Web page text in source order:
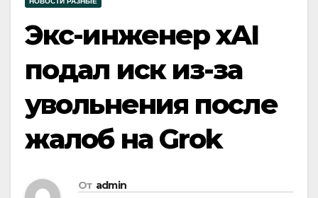
Экс-инженер xAI
подал иск из-за
увольнения после
жалоб на Grok
От admin